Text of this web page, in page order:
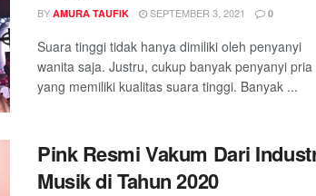
BY AMURA TAUFIK SEPTEMBER 3, 2021 0
Suara tinggi tidak hanya dimiliki oleh penyanyi
wanita saja. Justru, cukup banyak penyanyi pria
yang memiliki kualitas suara tinggi. Banyak ...
Pink Resmi Vakum Dari
Musik di Tahun 2020